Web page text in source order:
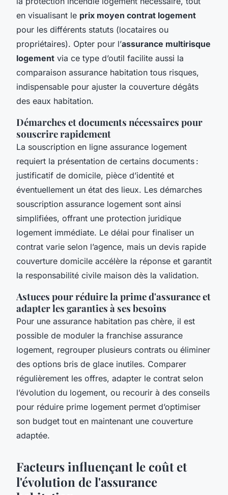
en visualisant le prix moyen contrat logement
pour les différents statuts (locataires ou
propriétaires). Opter pour l’assurance multirisque
logement via ce type d’outil facilite aussi la
comparaison assurance habitation tous risques,
indispensable pour ajuster la couverture dégâts
des eaux habitation.
Démarches et documents nécessaires pour
souscrire rapidement
La souscription en ligne assurance logement
requiert la présentation de certains documents :
justificatif de domicile, pièce d’identité et
éventuellement un état des lieux. Les démarches
souscription assurance logement sont ainsi
simplifiées, offrant une protection juridique
logement immédiate. Le délai pour finaliser un
contrat varie selon l’agence, mais un devis rapide
couverture domicile accélère la réponse et garantit
la responsabilité civile maison dès la validation.
Astuces pour réduire la prime d'assurance et
adapter les garanties à ses besoins
Pour une assurance habitation pas chère, il est
possible de moduler la franchise assurance
logement, regrouper plusieurs contrats ou éliminer
des options bris de glace inutiles. Comparer
régulièrement les offres, adapter le contrat selon
l’évolution du logement, ou recourir à des conseils
pour réduire prime logement permet d’optimiser
son budget tout en maintenant une couverture
adaptée.
Facteurs influençant le coût et
l'évolution de l'assurance